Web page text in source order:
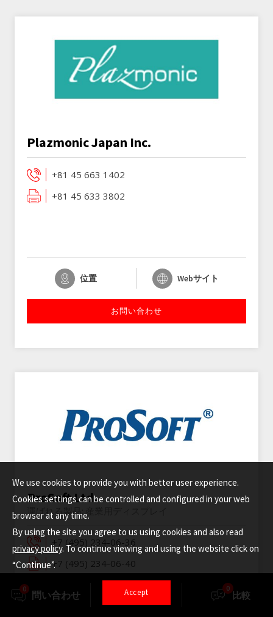
Plazmonic Japan Inc.
+81 45 663 1402
+81 45 633 3802
位置 Webサイト
お問い合わせ
ProSoft Ltd.
運ばれる製品:産業用ディスプレイ
+7 (495) 234-06-36
+7 (495) 234-06-40
0 問い合わせ 選択
0
比較
We use cookies to provide you with better user experience.
Cookies settings can be controlled and configured in your web
browser at any time.
By using the site you agree to us using cookies and also read
privacy policy. To continue viewing and using the website click on
“Continue”.
Accept